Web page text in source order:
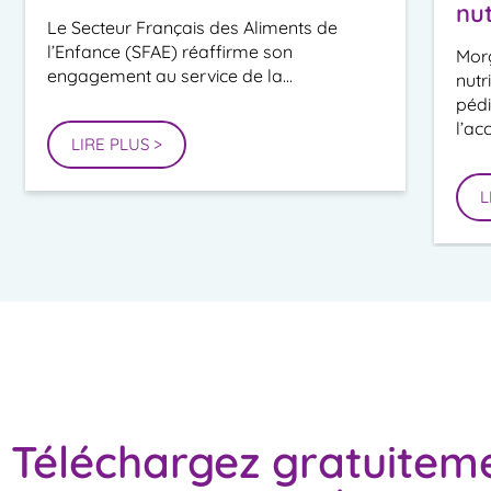
Le Secteur Français des Aliments de
l’Enfance (SFAE) réaffirme son
engagement au service de la...
LIRE PLUS >
Téléchargez